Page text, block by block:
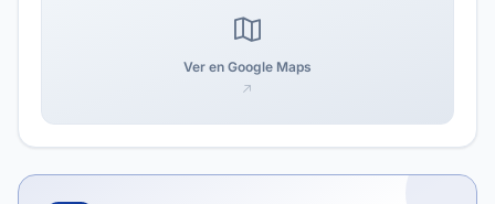
Ver en Google Maps